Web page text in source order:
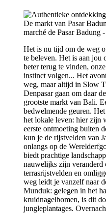
Het is nu tijd om de weg
te beleven. Het is aan jou
beter terug te vinden,
instinct volgen... Het
weg, maar altijd in Slow
Denpasar gaan om daar
grootste markt van Bali.
bedwelmende geuren.
het lokale leven: hier zijn
eerste ontmoeting buiten
kun je de rijstvelden van
onlangs op de
biedt prachtige
nauwelijks zijn veranderd
terrasrijstvelden en
weg leidt je vanzelf naar
Munduk: gelegen in het
kruidnagelbomen, is dit
jungleplantages.